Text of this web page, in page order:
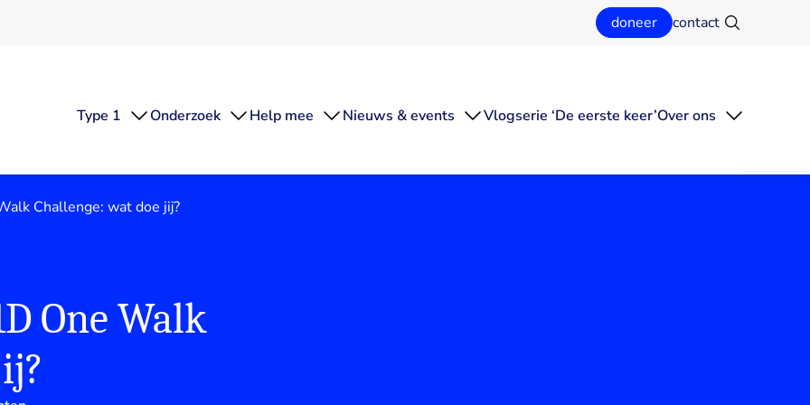
doneer contact Zoeken
Type 1 Onderzoek Help mee Nieuws & events Vlogserie ‘De eerste keer’Over ons
Challenge: wat doe jij?
One Walk